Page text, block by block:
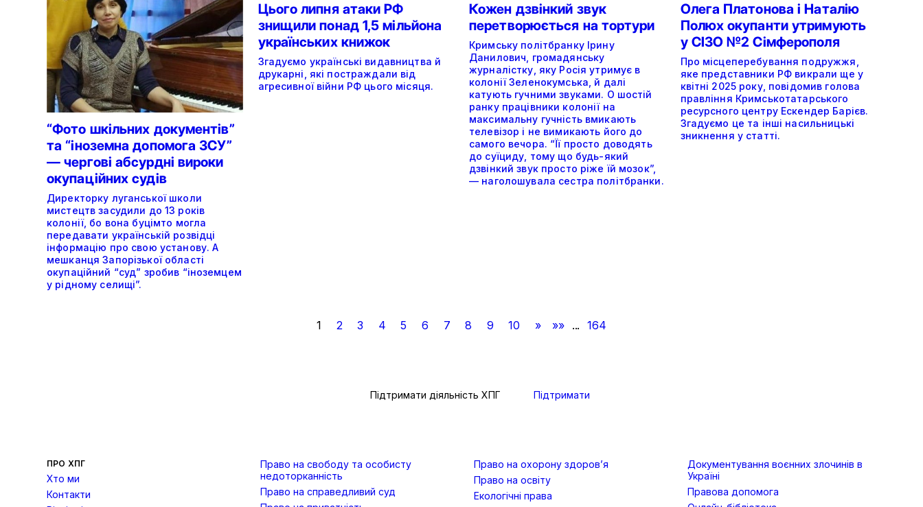
“Фото шкільних документів”
та “іноземна допомога ЗСУ”
— чергові абсурдні вироки
окупаційних судів
Директорку луганської школи
мистецтв засудили до 13 років
колонії, бо вона буцімто могла
передавати українській розвідці
інформацію про свою установу. А
мешканця Запорізької області
окупаційний “суд” зробив “іноземцем
у рідному селищі”.
Цього липня атаки РФ
знищили понад 1,5 мільйона
українських книжок
Згадуємо українські видавництва й
друкарні, які постраждали від
агресивної війни РФ цього місяця.
Кожен дзвінкий звук
перетворюється на тортури
Кримську політбранку Ірину
Данилович, громадянську
журналістку, яку Росія утримує в
колонії Зеленокумська, й далі
катують гучними звуками. О шостій
ранку працівники колонії на
максимальну гучність вмикають
телевізор і не вимикають його до
самого вечора. “Її просто доводять
до суїциду, тому що будь-який
дзвінкий звук просто ріже їй мозок”,
— наголошувала сестра політбранки.
Олега Платонова і Наталію
Полюх окупанти утримують
у СІЗО №2 Сімферополя
Про місцеперебування подружжя,
яке представники РФ викрали ще у
квітні 2025 року, повідомив голова
правління Кримськотатарського
ресурсного центру Ескендер Барієв.
Згадуємо це та інші насильницькі
зникнення у статті.
1 2 3 4 5 6 7 8 9 10 » »» ... 164
Підтримати діяльність ХПГ Підтримати
ПРО ХПГ
Хто ми
Контакти
Право на свободу та особисту
недоторканність
Право на справедливий суд
Право на охорону здоров’я
Право на освіту
Екологічні права
Документування воєнних злочинів в
Україні
Правова допомога